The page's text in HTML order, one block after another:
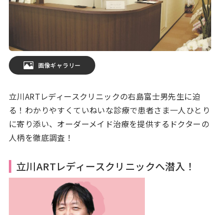
画像ギャラリー
立川ARTレディースクリニックの右島富士男先生に迫
る！わかりやすくていねいな診療で患者さま一人ひとり
に寄り添い、オーダーメイド治療を提供するドクターの
人柄を徹底調査！
立川ARTレディースクリニックへ潜入！